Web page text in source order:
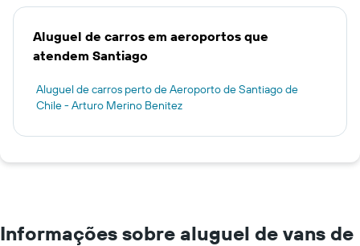
Aluguel de carros em aeroportos que
atendem Santiago
Aluguel de carros perto de Aeroporto de Santiago de
Chile - Arturo Merino Benitez
Informações sobre aluguel de vans de